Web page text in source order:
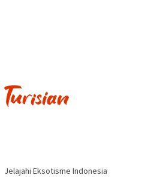
Jelajahi Eksotisme Indonesia